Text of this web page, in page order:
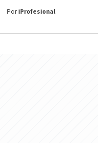
PoriProfesional